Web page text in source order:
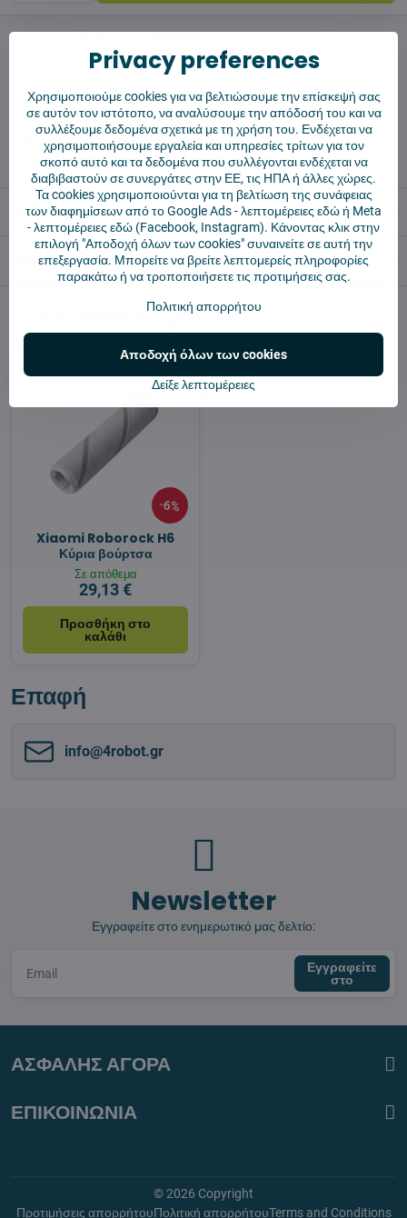
Κατασκευαστής:Vysajto.sk
✅ Έτοιμο για άμεση αποστολή
✅ ΔΩΡΕΑΝ αποστολή πάνω από 55 €
✅ Πολιτική επιστροφής 14 ημερών
Περιγραφή
Reviews 0
Εναλλακτικά προϊόντα
6%
Xiaomi Roborock H6
Κύρια βούρτσα
Σε απόθεμα
29,13 €
Προσθήκη στο
καλάθι
Επαφή
info​@4robot​.gr
Newsletter
Εγγραφείτε στο ενημερωτικό μας δελτίο:
Εγγραφείτε
στο
ΑΣΦΑΛΗΣ ΑΓΟΡΑ
ΕΠΙΚΟΙΝΩΝΙΑ
©2026 Copyright
Προτιμήσεις απορρήτουΠολιτική απορρήτουTerms and Conditions
Privacy preferences
Χρησιμοποιούμε cookies για να βελτιώσουμε την επίσκεψή σας
σε αυτόν τον ιστότοπο, να αναλύσουμε την απόδοσή του και να
συλλέξουμε δεδομένα σχετικά με τη χρήση του. Ενδέχεται να
χρησιμοποιήσουμε εργαλεία και υπηρεσίες τρίτων για τον
σκοπό αυτό και τα δεδομένα που συλλέγονται ενδέχεται να
διαβιβαστούν σε συνεργάτες στην ΕΕ, τις ΗΠΑ ή άλλες χώρες.
Τα cookies χρησιμοποιούνται για τη βελτίωση της συνάφειας
των διαφημίσεων από το Google Ads -λεπτομέρειες εδώή Meta
-λεπτομέρειες εδώ (Facebook, Instagram). Κάνοντας κλικ στην
επιλογή "Αποδοχή όλων των cookies" συναινείτε σε αυτή την
επεξεργασία. Μπορείτε να βρείτε λεπτομερείς πληροφορίες
παρακάτω ή να τροποποιήσετε τις προτιμήσεις σας.
Πολιτική απορρήτου
Δείξε λεπτομέρειες
Αποδοχή όλων των cookies